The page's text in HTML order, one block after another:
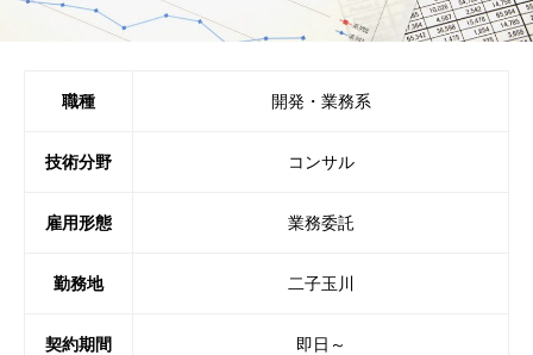
職種 開発・業務系
技術分野 コンサル
雇用形態 業務委託
勤務地 二子玉川
契約期間 即日～